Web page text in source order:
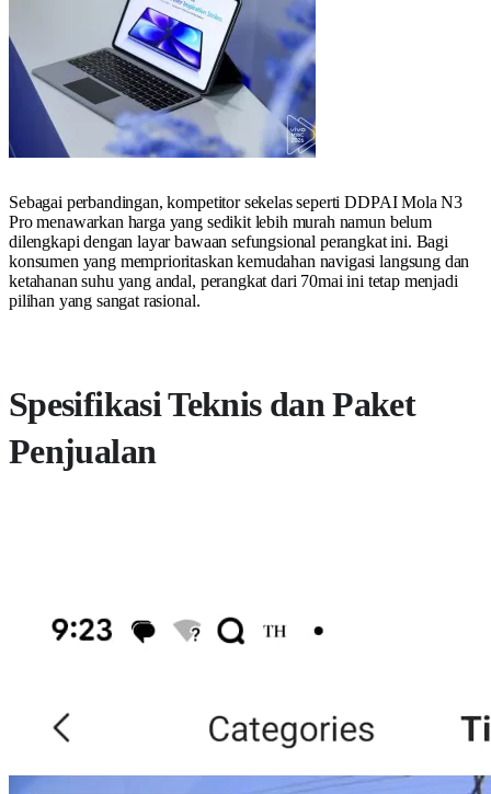
Sebagai perbandingan, kompetitor sekelas seperti DDPAI Mola N3
Pro menawarkan harga yang sedikit lebih murah namun belum
dilengkapi dengan layar bawaan sefungsional perangkat ini. Bagi
konsumen yang memprioritaskan kemudahan navigasi langsung dan
ketahanan suhu yang andal, perangkat dari 70mai ini tetap menjadi
pilihan yang sangat rasional.
Spesifikasi Teknis dan Paket
Penjualan